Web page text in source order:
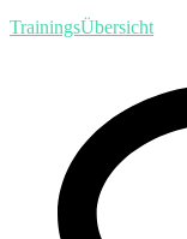
TrainingsÜbersicht